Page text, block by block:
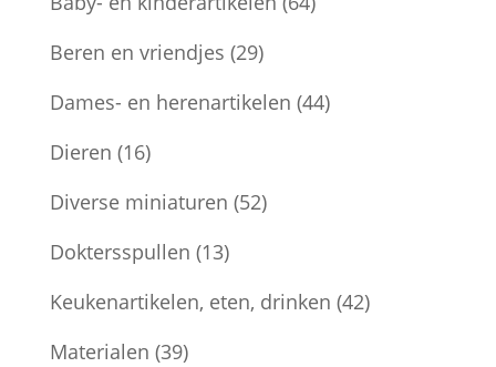
Beren en vriendjes (29)
Dames- en herenartikelen (44)
Dieren (16)
Diverse miniaturen (52)
Doktersspullen (13)
Keukenartikelen, eten, drinken (42)
Materialen (39)